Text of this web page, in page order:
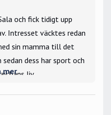
och fick tidigt upp
Intresset väcktes redan
sin mamma till det
dess har sport och
hans liv.
mer